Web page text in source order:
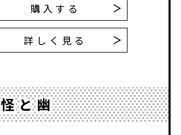
購入する
詳しく見る
怪と幽